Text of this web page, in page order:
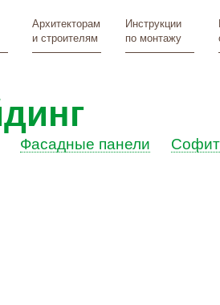
Архитекторам
и строителям
Инструкции
по монтажу
Фасадные панели